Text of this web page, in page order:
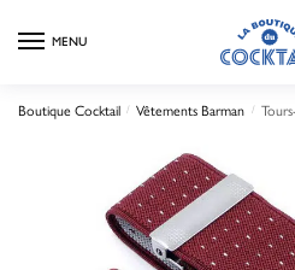
MENU
Boutique Cocktail / Vêtements Barman /